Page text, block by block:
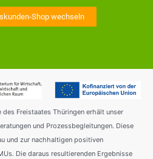
Shop wechseln
Freistaates Thüringen erhält unser
und Prozessbegleitungen. Diese
und zur nachhaltigen positiven
Die daraus resultierenden Ergebnisse